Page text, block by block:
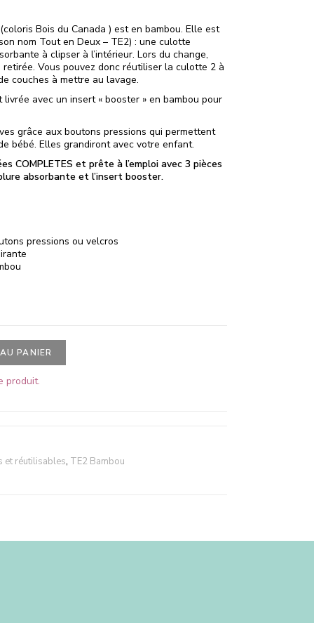
Bois du Canada ) est en bambou. Elle est
nom Tout en Deux – TE2) : une culotte
à clipser à l’intérieur. Lors du change,
Vous pouvez donc réutiliser la culotte 2 à
couches à mettre au lavage.
avec un insert « booster » en bambou pour
grâce aux boutons pressions qui permettent
bébé. Elles grandiront avec votre enfant.
COMPLETES et prête à l’emploi avec 3 pièces
absorbante et l’insert booster.
pressions ou velcros
PANIER
produit.
et réutilisables, TE2 Bambou